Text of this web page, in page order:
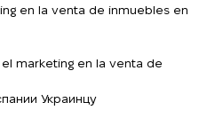
marketing en la venta de